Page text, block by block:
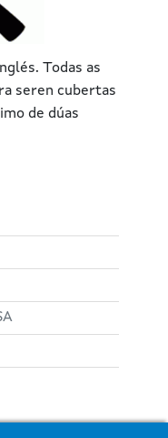
Todas as
seren cubertas
de dúas